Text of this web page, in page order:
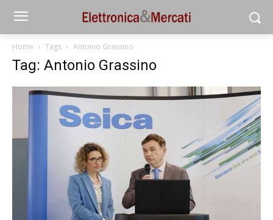
Home Tags Antonio Grassino
Tag: Antonio Grassino